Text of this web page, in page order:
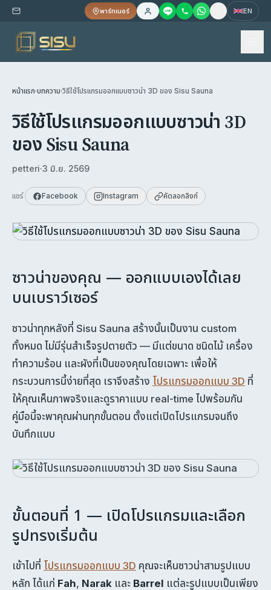
พาร์ทเนอร์ EN
หน้าแรก·บทความ·วิธีใช้โปรแกรมออกแบบซาวน่า 3D ของ Sisu Sauna
วิธีใช้โปรแกรมออกแบบซาวน่า 3D
ของ Sisu Sauna
petteri·3 มิ.ย. 2569
แชร์ Facebook Instagram คัดลอกลิงก์
ซาวน่าของคุณ — ออกแบบเองได้เลย
บนเบราว์เซอร์
ซาวน่าทุกหลังที่ Sisu Sauna สร้างนั้นเป็นงาน custom
ทั้งหมด ไม่มีรุ่นสำเร็จรูปตายตัว — มีแต่ขนาด ชนิดไม้ เครื่อง
ทำความร้อน และผังที่เป็นของคุณโดยเฉพาะ เพื่อให้
กระบวนการนี้ง่ายที่สุด เราจึงสร้าง โปรแกรมออกแบบ 3D ที่
ให้คุณเห็นภาพจริงและดูราคาแบบ real-time ไปพร้อมกัน
คู่มือนี้จะพาคุณผ่านทุกขั้นตอน ตั้งแต่เปิดโปรแกรมจนถึง
บันทึกแบบ
ขั้นตอนที่ 1 — เปิดโปรแกรมและเลือก
รูปทรงเริ่มต้น
เข้าไปที่ โปรแกรมออกแบบ 3D คุณจะเห็นซาวน่าสามรูปแบบ
หลัก ได้แก่ Fah, Narak และ Barrel แต่ละรูปแบบเป็นเพียง